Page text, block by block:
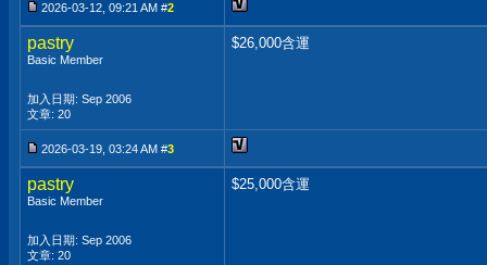
2026-03-12, 09:21 AM #2
pastry
Basic Member
加入日期: Sep 2006
文章: 20
$26,000含運
2026-03-19, 03:24 AM #3
pastry
Basic Member
加入日期: Sep 2006
文章: 20
$25,000含運